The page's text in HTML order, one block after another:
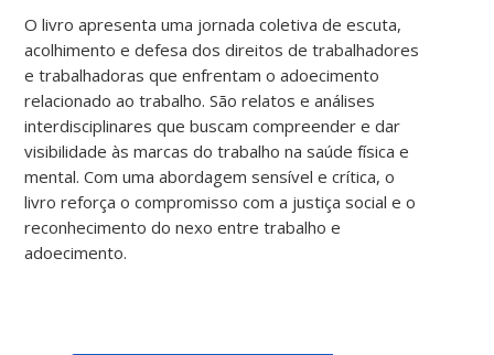
O livro apresenta uma jornada coletiva de escuta,
acolhimento e defesa dos direitos de trabalhadores
e trabalhadoras que enfrentam o adoecimento
relacionado ao trabalho. São relatos e análises
interdisciplinares que buscam compreender e dar
visibilidade às marcas do trabalho na saúde física e
mental. Com uma abordagem sensível e crítica, o
livro reforça o compromisso com a justiça social e o
reconhecimento do nexo entre trabalho e
adoecimento.